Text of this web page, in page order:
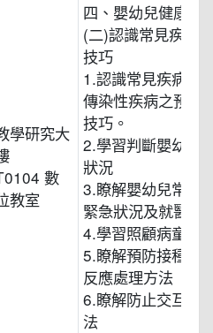
學研究大
數
教室
四、嬰幼兒健康照
(二)認識常見疾病
技巧
1.認識常見疾病、
傳染性疾病之預防
技巧。
2.學習判斷嬰幼兒
狀況
3.瞭解嬰幼兒常見
緊急狀況及就醫前
4.學習照顧病童的
5.瞭解預防接種種
反應處理方法
6.瞭解防止交互感
法